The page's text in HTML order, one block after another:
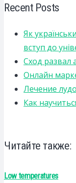
Recent Posts
Як
вступ до
Сход развал
Онлайн
Лечение
Как
Читайте также:
Low temperatures